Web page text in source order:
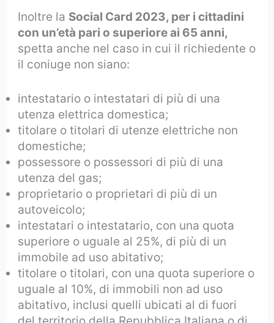
Inoltre la Social Card 2023, per i cittadini
con un’età pari o superiore ai 65 anni,
spetta anche nel caso in cui il richiedente o
il coniuge non siano:
intestatario o intestatari di più di una
utenza elettrica domestica;
titolare o titolari di utenze elettriche non
domestiche;
possessore o possessori di più di una
utenza del gas;
proprietario o proprietari di più di un
autoveicolo;
intestatari o intestatario, con una quota
superiore o uguale al 25%, di più di un
immobile ad uso abitativo;
titolare o titolari, con una quota superiore o
uguale al 10%, di immobili non ad uso
abitativo, inclusi quelli ubicati al di fuori